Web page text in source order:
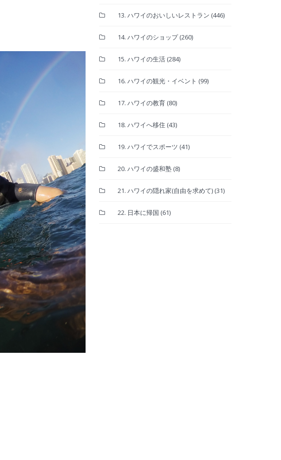
13. ハワイのおいしいレストラン (446)
14. ハワイのショップ(260)
15. ハワイの生活 (284)
16. ハワイの観光・イベント (99)
17. ハワイの教育 (80)
18. ハワイへ移住 (43)
19. ハワイでスポーツ (41)
20. ハワイの盛和塾 (8)
21. ハワイの隠れ家(自由を求めて) (31)
22. 日本に帰国 (61)